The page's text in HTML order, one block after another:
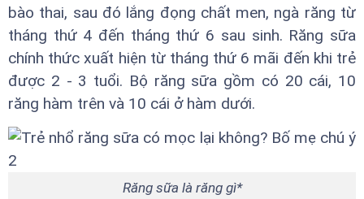
bào thai, sau đó lắng đọng chất men, ngà răng từ
tháng thứ 4 đến tháng thứ 6 sau sinh. Răng sữa
chính thức xuất hiện từ tháng thứ 6 mãi đến khi trẻ
được 2 - 3 tuổi. Bộ răng sữa gồm có 20 cái, 10
răng hàm trên và 10 cái ở hàm dưới.
Răng sữa là răng gì*